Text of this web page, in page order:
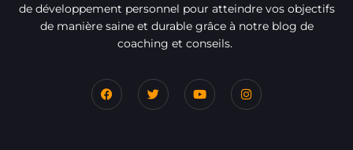
de développement personnel pour atteindre vos objectifs
de manière saine et durable grâce à notre blog de
coaching et conseils.